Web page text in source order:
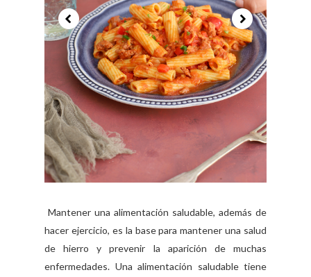
Mantener una alimentación saludable, además de
hacer ejercicio, es la base para mantener una salud
de hierro y prevenir la aparición de muchas
enfermedades. Una alimentación saludable tiene